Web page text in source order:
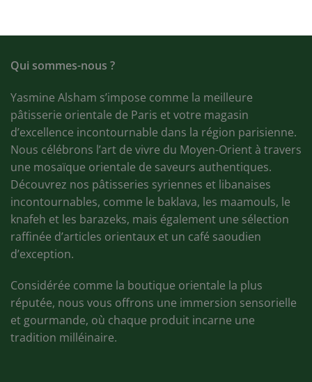
Qui sommes-nous ?
Yasmine Alsham s’impose comme la meilleure
pâtisserie orientale de Paris et votre magasin
d’excellence incontournable dans la région parisienne.
Nous célébrons l’art de vivre du Moyen-Orient à travers
une mosaïque orientale de saveurs authentiques.
Découvrez nos pâtisseries syriennes et libanaises
incontournables, comme le baklava, les maamouls, le
knafeh et les barazeks, mais également une sélection
raffinée d’articles orientaux et un café saoudien
d’exception.
Considérée comme la boutique orientale la plus
réputée, nous vous offrons une immersion sensorielle
et gourmande, où chaque produit incarne une
tradition milléinaire.